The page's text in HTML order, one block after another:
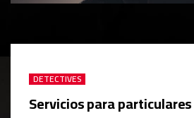
DETECTIVES
Servicios para particulares